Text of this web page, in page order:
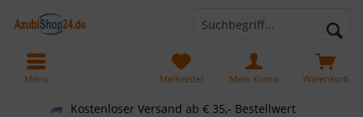
Kostenloser Versand ab € 35,- Bestellwert
Warenkorb
Merkzettel Mein Konto
Menü